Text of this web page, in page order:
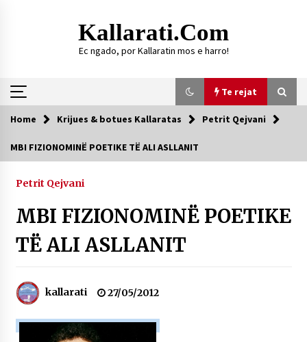
Kallarati.com
Ec ngado, por Kallaratin mos e harro!
Te rejat
Te rejat
SHOQATËS “KALLARATI”
Gazeta Kallarati nr. 118
07/07/2026
06/06/2026
NË KALLARAT, NË “FSHATIN E DJEGUR” U
ZHVILLUA EDICIONI I TRETË I PIKNIKU
Home Krijues & botues Kallaratas Petrit Qejvani
MBI FIZIONOMINË POETIKE TË ALI ASLLANIT
Petrit Qejvani
MBI FIZIONOMINË POETIKE
TË ALI ASLLANIT
kallarati 27/05/2012